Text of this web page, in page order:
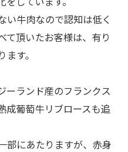
い牛肉なので認知は低く
て頂いたお客様は、有り
す。
ーランド産のフランクス
成葡萄牛リブロースも追
部にあたりますが、赤身